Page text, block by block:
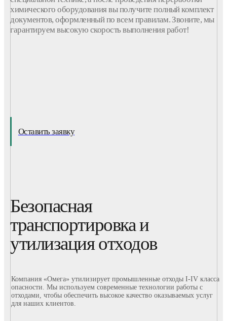
химического оборудования вы получите полный комплект
документов, оформленный по всем правилам. Звоните, мы
гарантируем высокую скорость выполнения работ!
Оставить заявку
Безопасная
транспортировка и
утилизация отходов
Компания «Омега» утилизирует промышленные отходы I-IV класса
опасности. Мы используем современные технологии работы с
отходами, чтобы обеспечить высокое качество оказываемых услуг
для наших клиентов.